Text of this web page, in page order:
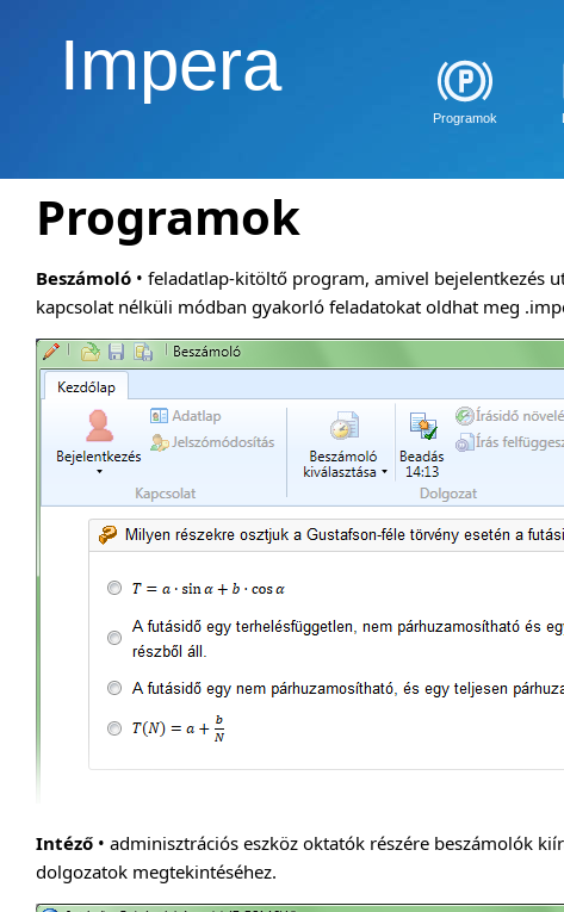
Impera
Programok
Programok
Beszámoló • feladatlap-kitöltő program, amivel bejelentkezés
kapcsolat nélküli módban gyakorló feladatokat oldhat meg
Intéző • adminisztrációs eszköz oktatók részére beszámolók
dolgozatok megtekintéséhez.